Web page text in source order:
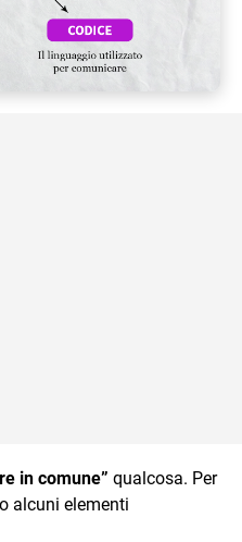
in comune” qualcosa. Per
alcuni elementi